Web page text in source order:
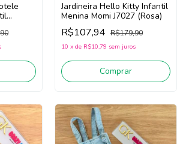
Jardineira Hello Kitty Infantil
Menina Momi J7027 (Rosa)
R$107,94 R$179,90
10 x de R$10,79 sem juros
Comprar